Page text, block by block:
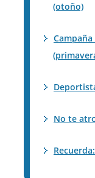
(otoño)
No te